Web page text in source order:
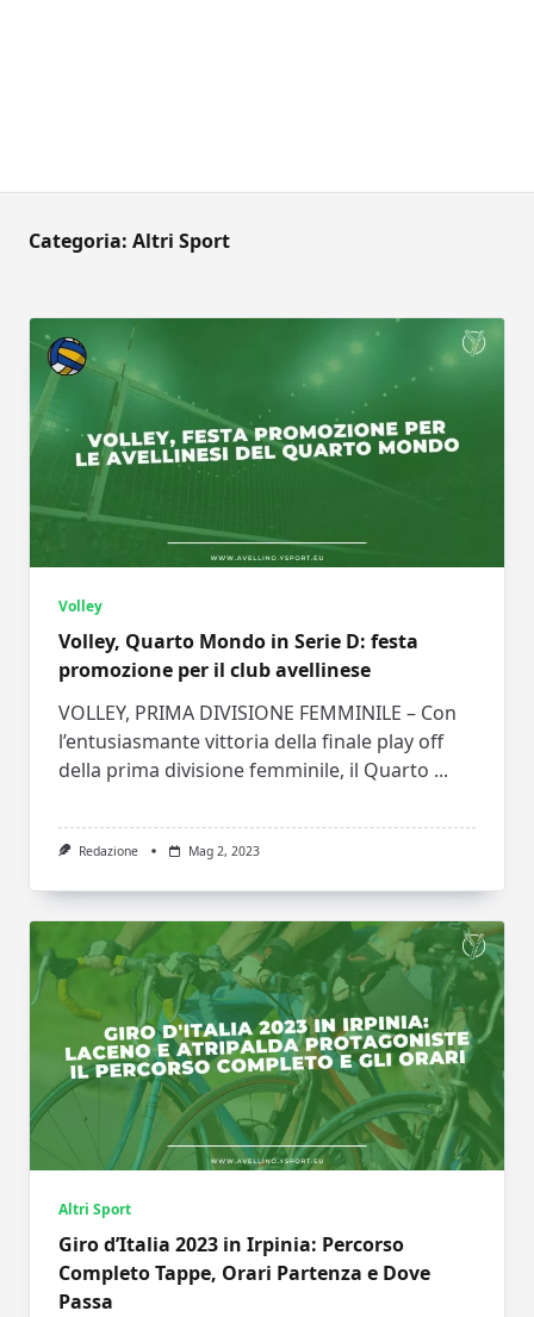
Categoria: Altri Sport
Volley
Volley, Quarto Mondo in Serie D: festa
promozione per il club avellinese
VOLLEY, PRIMA DIVISIONE FEMMINILE – Con
l’entusiasmante vittoria della finale play off
della prima divisione femminile, il Quarto ...
Redazione Mag 2, 2023
Altri Sport
Giro d’Italia 2023 in Irpinia: Percorso
Completo Tappe, Orari Partenza e Dove
Passa